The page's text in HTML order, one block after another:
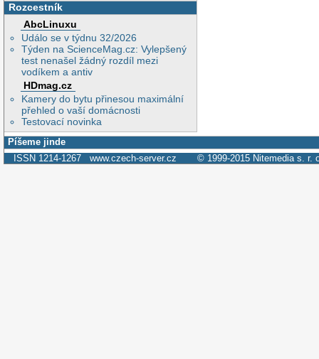
Rozcestník
AbcLinuxu
Událo se v týdnu 32/2026
Týden na ScienceMag.cz: Vylepšený
test nenašel žádný rozdíl mezi
vodíkem a antiv
HDmag.cz
Kamery do bytu přinesou maximální
přehled o vaší domácnosti
Testovací novinka
Píšeme jinde
ISSN 1214-1267 www.czech-server.cz © 1999-2015 Nitemedia s. r.